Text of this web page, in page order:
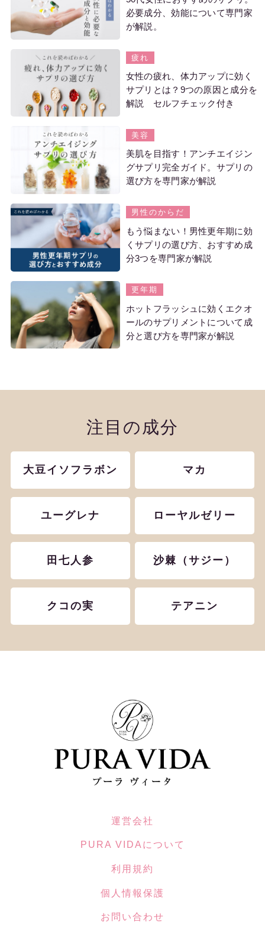
必要成分、効能について専門家
が解説。
疲れ
女性の疲れ、体力アップに効く
サプリとは？9つの原因と成分を
解説 セルフチェック付き
美容
美肌を目指す！アンチエイジン
グサプリ完全ガイド。サプリの
選び方を専門家が解説
男性のからだ
もう悩まない！男性更年期に効
くサプリの選び方、おすすめ成
分3つを専門家が解説
更年期
ホットフラッシュに効くエクオ
ールのサプリメントについて成
分と選び方を専門家が解説
注目の成分
大豆イソフラボン マカ
ユーグレナ ローヤルゼリー
田七人参 沙棘（サジー）
クコの実 テアニン
運営会社
PURA VIDAについて
利用規約
個人情報保護
お問い合わせ